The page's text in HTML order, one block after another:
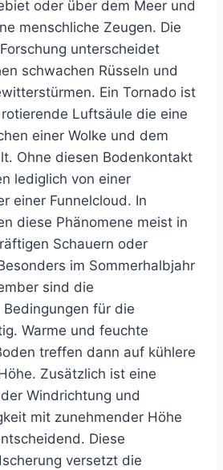
oder über dem Meer und
menschliche Zeugen. Die
unterscheidet
schwachen Rüsseln und
Ein Tornado ist
Luftsäule die eine
einer Wolke und dem
Ohne diesen Bodenkontakt
lediglich von einer
einer Funnelcloud. In
diese Phänomene meist in
Schauern oder
im Sommerhalbjahr
sind die
für die
Warme und feuchte
treffen dann auf kühlere
Zusätzlich ist eine
Windrichtung und
mit zunehmender Höhe
Diese
versetzt die